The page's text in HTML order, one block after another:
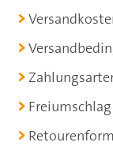
Freiumschlag